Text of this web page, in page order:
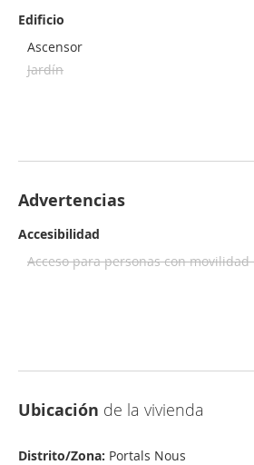
Edificio
Ascensor
Jardín
Advertencias
Accesibilidad
Acceso para personas con
Ubicación de la vivienda
Distrito/Zona: Portals Nous